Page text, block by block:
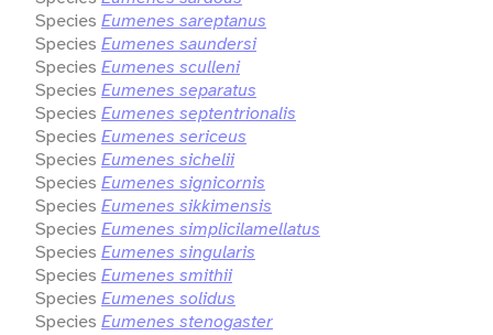
Species Eumenes sareptanus
Species Eumenes saundersi
Species Eumenes sculleni
Species Eumenes separatus
Species Eumenes septentrionalis
Species Eumenes sericeus
Species Eumenes sichelii
Species Eumenes signicornis
Species Eumenes sikkimensis
Species Eumenes simplicilamellatus
Species Eumenes singularis
Species Eumenes smithii
Species Eumenes solidus
Species Eumenes stenogaster